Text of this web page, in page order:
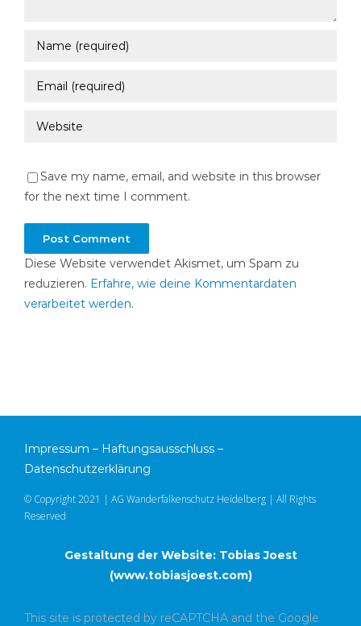
Save my name, email, and website in this browser
for the next time I comment.
Diese Website verwendet Akismet, um Spam zu
reduzieren. Erfahre, wie deine Kommentardaten
verarbeitet werden.
Impressum – Haftungsausschluss –
Datenschutzerklärung
© Copyright 2021 | AG Wanderfalkenschutz Heidelberg | All Rights
Reserved
Gestaltung der Website: Tobias Joest
(www.tobiasjoest.com)
This site is protected by reCAPTCHA and the Google